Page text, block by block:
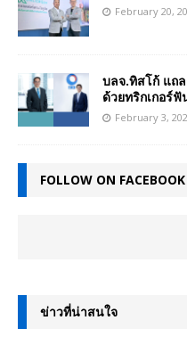
February 20,
บลจ.ทิสโก้ แถ
ด้วยทริกเกอร์
February 3,
FOLLOW ON FACEBOOK
ข่าวที่น่าสนใจ